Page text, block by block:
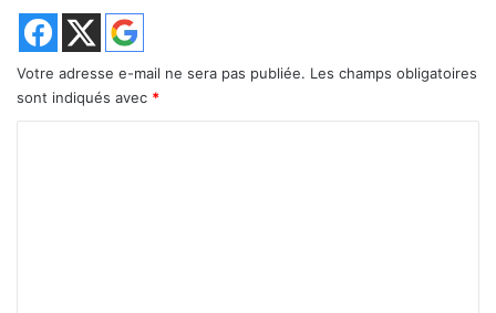
Votre adresse e-mail ne sera pas publiée. Les champs obligatoires
sont indiqués avec *